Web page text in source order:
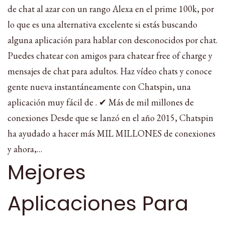
de chat al azar con un rango Alexa en el prime 100k, por
lo que es una alternativa excelente si estás buscando
alguna aplicación para hablar con desconocidos por chat.
Puedes chatear con amigos para chatear free of charge y
mensajes de chat para adultos. Haz vídeo chats y conoce
gente nueva instantáneamente con Chatspin, una
aplicación muy fácil de . ✔ Más de mil millones de
conexiones Desde que se lanzó en el año 2015, Chatspin
ha ayudado a hacer más MIL MILLONES de conexiones
y ahora,…
Mejores
Aplicaciones Para